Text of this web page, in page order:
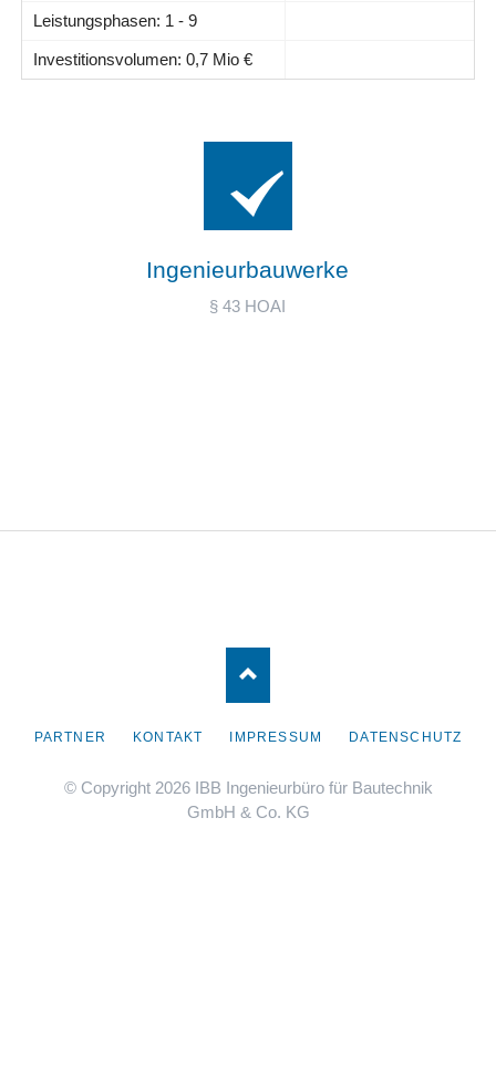
Leistungsphasen: 1 - 9
Investitionsvolumen: 0,7 Mio €
Ingenieurbauwerke
§ 43 HOAI
NAVIGATION
PARTNER KONTAKT IMPRESSUM DATENSCHUTZ
© Copyright 2026 IBB Ingenieurbüro für Bautechnik
GmbH & Co. KG